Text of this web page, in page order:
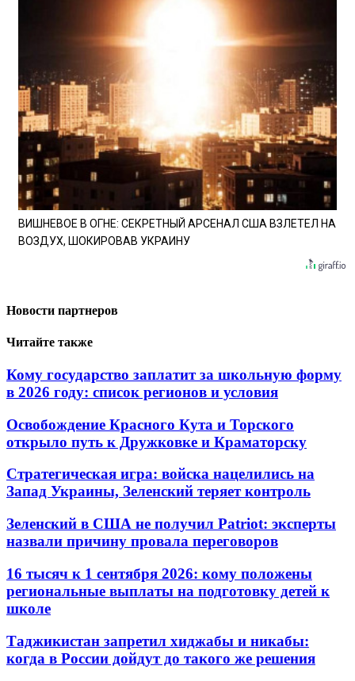
ВИШНЕВОЕ В ОГНЕ: СЕКРЕТНЫЙ АРСЕНАЛ США ВЗЛЕТЕЛ НА
ВОЗДУХ, ШОКИРОВАВ УКРАИНУ
Новости партнеров
Читайте также
Кому государство заплатит за школьную форму
в 2026 году: список регионов и условия
Освобождение Красного Кута и Торского
открыло путь к Дружковке и Краматорску
Стратегическая игра: войска нацелились на
Запад Украины, Зеленский теряет контроль
Зеленский в США не получил Patriot: эксперты
назвали причину провала переговоров
16 тысяч к 1 сентября 2026: кому положены
региональные выплаты на подготовку детей к
школе
Таджикистан запретил хиджабы и никабы:
когда в России дойдут до такого же решения